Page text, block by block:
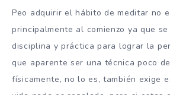
Peo adquirir el hábito de meditar no
principalmente al comienzo ya que
disciplina y práctica para lograr la
que aparente ser una técnica poco
físicamente, no lo es, también exige